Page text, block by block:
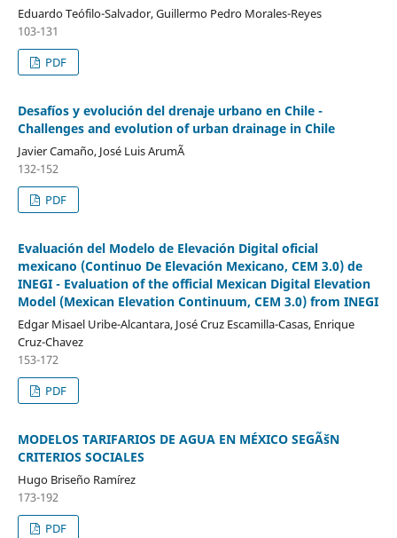
Eduardo Teófilo-Salvador, Guillermo Pedro Morales-Reyes
103-131
PDF
Desafíos y evolución del drenaje urbano en Chile -
Challenges and evolution of urban drainage in Chile
Javier Camaño, José Luis ArumÃ­
132-152
PDF
Evaluación del Modelo de Elevación Digital oficial
mexicano (Continuo De Elevación Mexicano, CEM 3.0) de
INEGI - Evaluation of the official Mexican Digital Elevation
Model (Mexican Elevation Continuum, CEM 3.0) from INEGI
Edgar Misael Uribe-Alcantara, José Cruz Escamilla-Casas, Enrique
Cruz-Chavez
153-172
PDF
MODELOS TARIFARIOS DE AGUA EN MÉXICO SEGÃšN
CRITERIOS SOCIALES
Hugo Briseño Ramírez
173-192
PDF